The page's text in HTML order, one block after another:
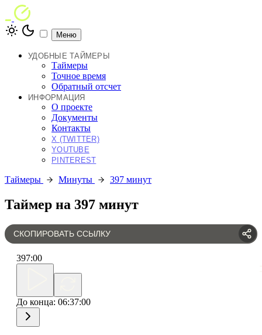
Меню
УДОБНЫЕ ТАЙМЕРЫ
Таймеры
Точное время
Обратный отсчет
ИНФОРМАЦИЯ
О проекте
Документы
Контакты
X (TWITTER)
YOUTUBE
PINTEREST
Таймеры Минуты 397 минут
Таймер на 397 минут
СКОПИРОВАТЬ ССЫЛКУ
397:00
До конца: 06:37:00